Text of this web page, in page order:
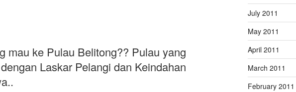
mau ke Pulau Belitong?? Pulau yang
Laskar Pelangi dan Keindahan
July 2011
May 2011
April 2011
March 2011
February 2011